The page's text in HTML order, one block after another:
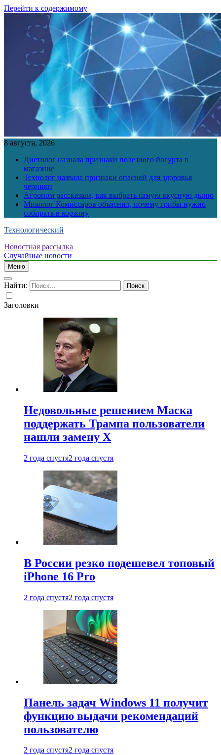
Перейти к содержимому
8 августа, 2026
Диетолог назвала признаки полезного йогурта в
магазине
Технолог назвала признаки опасной для здоровья
черники
Агроном рассказала, как выбрать самую вкусную дыню
Миколог Комиссаров объяснил, почему грибы нужно
собирать в корзину
Технологический
Новостная рассылка
Случайные новости
Меню
Найти:
Заголовки
Недовольные решением Маска
поддержать Трампа пользователи
нашли замену X
2 года спустя2 года спустя
В России резко подешевел топовый
iPhone 16 Pro
2 года спустя2 года спустя
Панель задач Windows 11 получит
функцию выдачи рекомендаций
пользователю
2 года спустя2 года спустя